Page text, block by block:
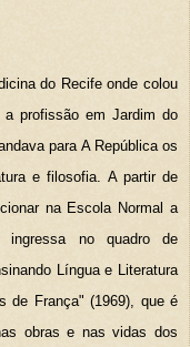
do Recife onde colou
profissão em Jardim do
para A República os
e filosofia. A partir de
na Escola Normal a
ingressa no quadro de
Língua e Literatura
de França" (1969), que é
obras e nas vidas dos